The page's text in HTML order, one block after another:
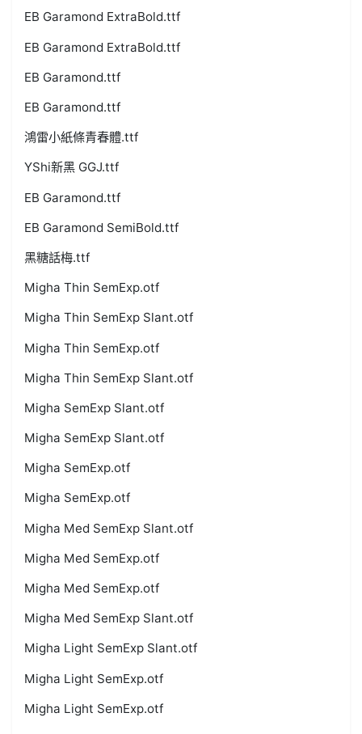
EB Garamond ExtraBold.ttf
EB Garamond ExtraBold.ttf
EB Garamond.ttf
EB Garamond.ttf
鴻雷小紙條青春體.ttf
YShi新黑 GGJ.ttf
EB Garamond.ttf
EB Garamond SemiBold.ttf
黑糖話梅.ttf
Migha Thin SemExp.otf
Migha Thin SemExp Slant.otf
Migha Thin SemExp.otf
Migha Thin SemExp Slant.otf
Migha SemExp Slant.otf
Migha SemExp Slant.otf
Migha SemExp.otf
Migha SemExp.otf
Migha Med SemExp Slant.otf
Migha Med SemExp.otf
Migha Med SemExp.otf
Migha Med SemExp Slant.otf
Migha Light SemExp Slant.otf
Migha Light SemExp.otf
Migha Light SemExp.otf